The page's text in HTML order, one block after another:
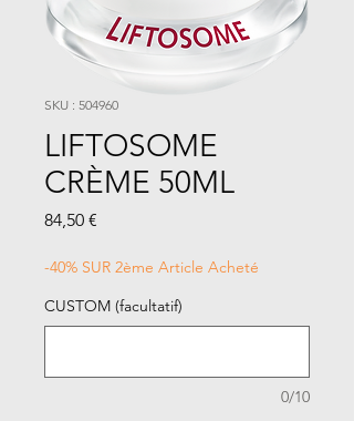
SKU : 504960
LIFTOSOME
CRÈME 50ML
84,50 €
-40% SUR 2ème Article Acheté
CUSTOM (facultatif)
0/10